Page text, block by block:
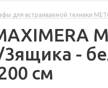
для встраиваемой техники
-
см